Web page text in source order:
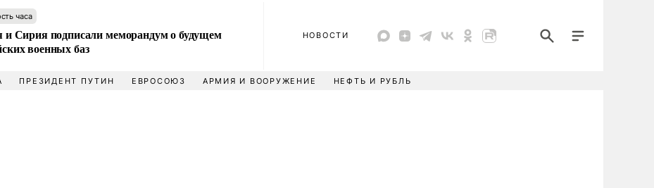
часа
и Сирия подписали меморандум о будущем
военных баз
НОВОСТИ
ПРЕЗИДЕНТ ПУТИН ЕВРОСОЮЗ АРМИЯ И ВООРУЖЕНИЕ НЕФТЬ И РУБЛЬ